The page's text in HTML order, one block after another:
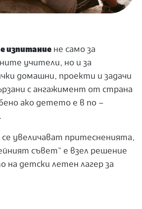
изпитание не само за
учители, но и за
домашни, проекти и задачи
с ангажимент от страна
ако детето е в по –
се увеличават притесненията,
съвет” е взел решение
на детски летен лагер за